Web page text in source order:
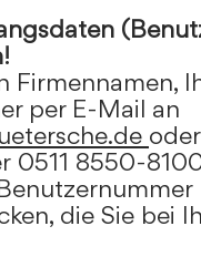
Firmennamen,
per E-Mail an
0511 8550-
die Sie bei